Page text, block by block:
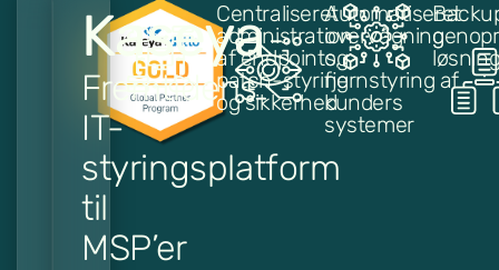
Kaseya
Fremtidens
IT-
styringsplatform
til
MSP’er
Centraliseret
administration
af endpoints,
patch-styring
og sikkerhed
Automatiseret
overvågning
og
fjernstyring af
kunders
systemer